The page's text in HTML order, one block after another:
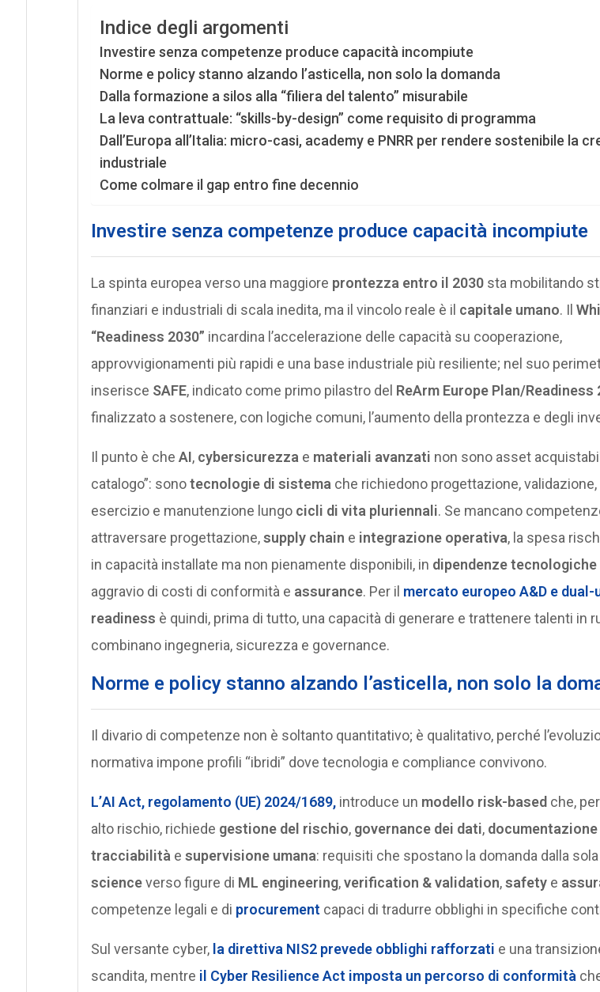
Indice degli argomenti
Investire senza competenze produce capacità incompiute
Norme e policy stanno alzando l’asticella, non solo la domanda
Dalla formazione a silos alla “filiera del talento” misurabile
La leva contrattuale: “skills-by-design” come requisito di programma
Dall’Europa all’Italia: micro-casi, academy e PNRR per rendere sostenibile la
industriale
Come colmare il gap entro fine decennio
Investire senza competenze produce capacità incompiute
La spinta europea verso una maggiore prontezza entro il 2030sta mobilitando
finanziari e industriali di scala inedita, ma il vincolo reale è il capitale umano. Il
“Readiness 2030” incardina l’accelerazione delle capacità su cooperazione,
approvvigionamenti più rapidi e una base industriale più resiliente; nel suo
inserisce SAFE, indicato come primo pilastro del ReArm Europe Plan/Readiness
finalizzato a sostenere, con logiche comuni, l’aumento della prontezza e degli
Il punto è che AI, cybersicurezza e materiali avanzati non sono asset
catalogo”: sonotecnologie di sistema che richiedono progettazione,
esercizio e manutenzione lungo cicli di vita pluriennali. Se mancano
attraversare progettazione,supply chain e integrazione operativa, la spesa
in capacità installate ma non pienamente disponibili, in dipendenze tecnologiche
aggravio di costi di conformità e assurance. Per il mercato europeo A&De dual-
readiness è quindi, prima di tutto, una capacità di generare e trattenere talenti in
combinano ingegneria, sicurezza e governance.
Norme e policy stanno alzando l’asticella, non solo la
Il divario di competenze non è soltanto quantitativo; è qualitativo, perché
normativa impone profili “ibridi” dove tecnologia e compliance convivono.
L’AI Act, regolamento (UE) 2024/1689,introduce un modello risk-basedche,
alto rischio, richiede gestione del rischio, governance dei dati,
tracciabilità e supervisione umana: requisiti che spostano la domanda dalla sola
scienceverso figure di ML engineering,verification & validation,safetye
competenze legali e di procurement capaci di tradurre obblighi in specifiche
Sul versante cyber,la direttiva NIS2prevede obblighi rafforzati e una
scandita, mentre il Cyber Resilience Act imposta un percorso di conformità